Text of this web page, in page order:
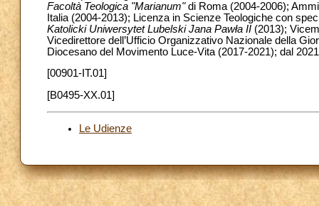
Facoltà Teologica "Marianum"di Roma (2004-2006);
Italia (2004-2013); Licenza in Scienze Teologiche con
Katolicki Uniwersytet Lubelski Jana Pawła II (2013);
Vicedirettore dell’Ufficio Organizzativo Nazionale della
Diocesano del Movimento Luce-Vita (2017-2021); dal
[00901-IT.01]
[B0495-XX.01]
Le Udienze